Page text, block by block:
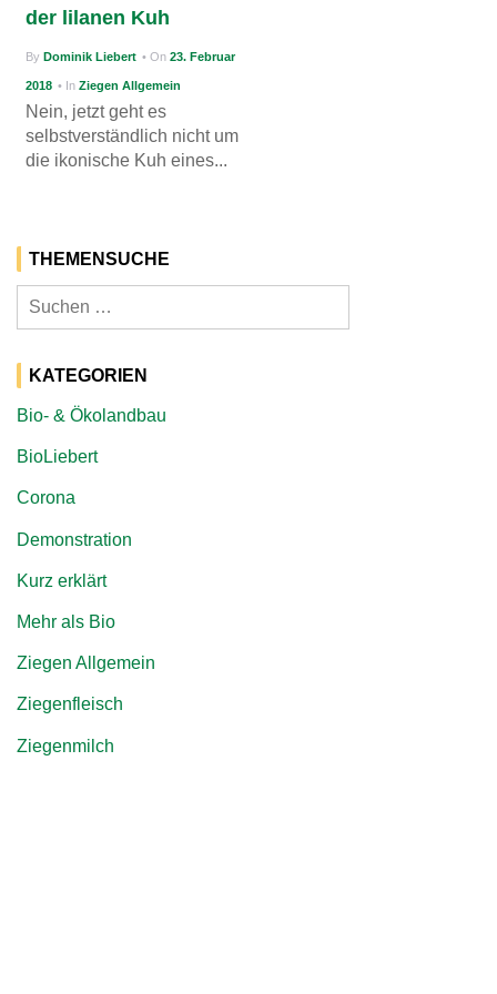
der lilanen Kuh
ByDominik Liebert • On23. Februar
2018 • InZiegen Allgemein
Nein, jetzt geht es
selbstverständlich nicht um
die ikonische Kuh eines...
THEMENSUCHE
Suchen
nach:
KATEGORIEN
Bio- & Ökolandbau
BioLiebert
Corona
Demonstration
Kurz erklärt
Mehr als Bio
Ziegen Allgemein
Ziegenfleisch
Ziegenmilch